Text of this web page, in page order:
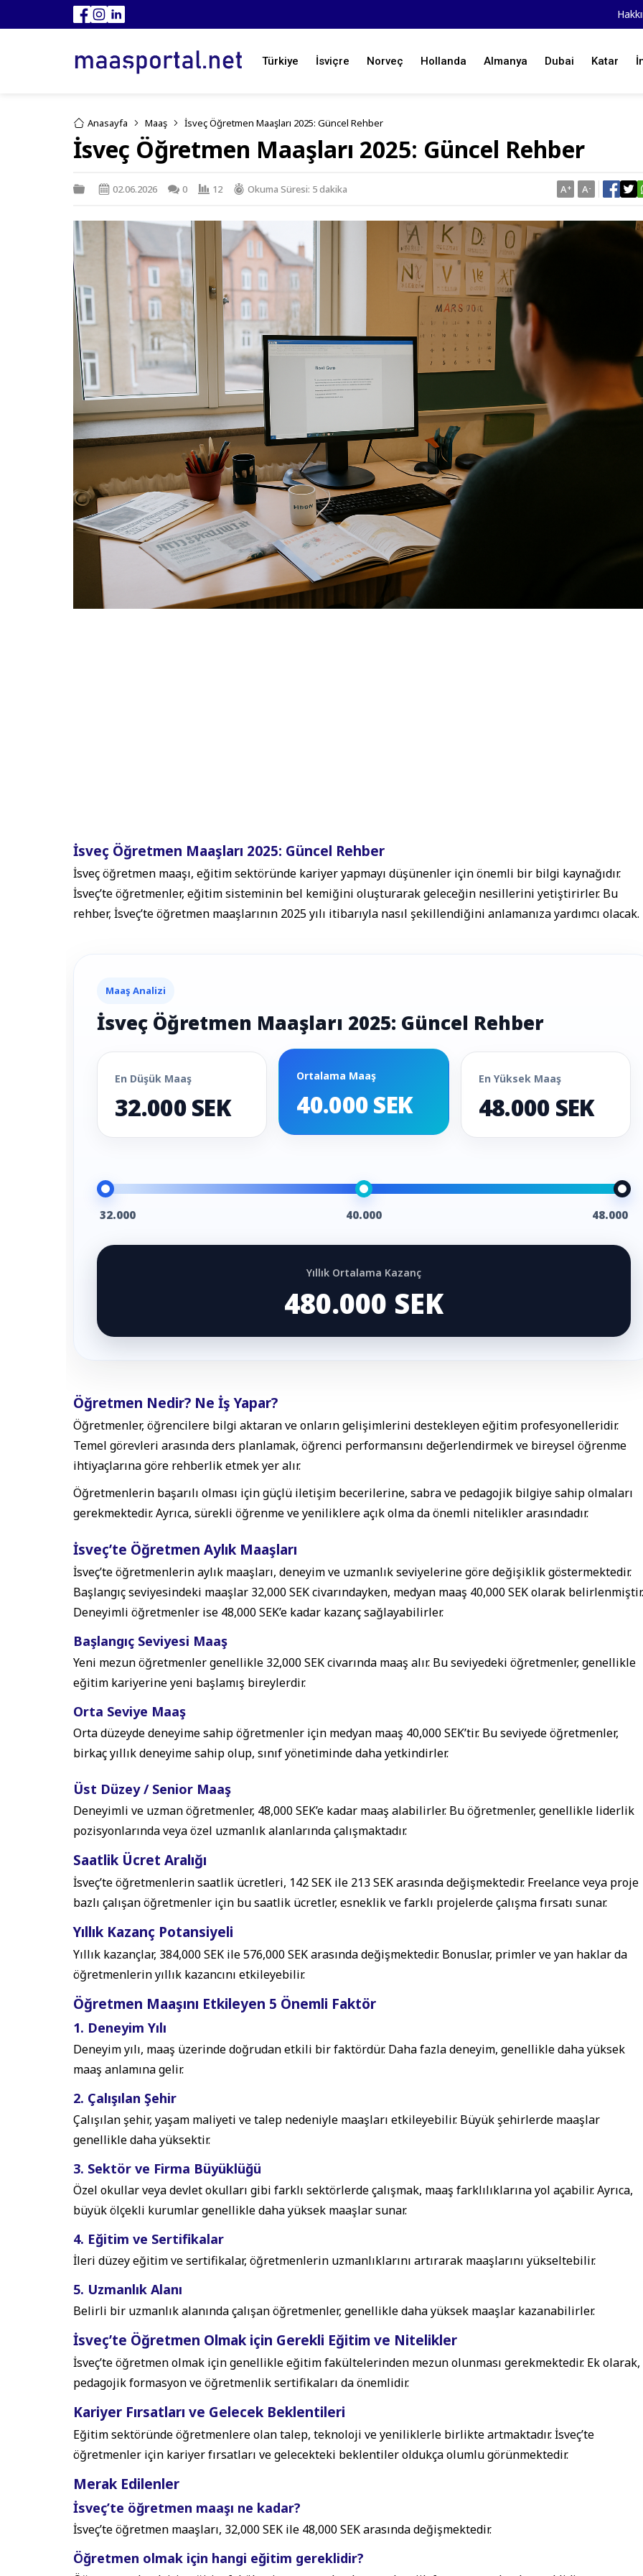
Türkiye İsviçre Norveç Hollanda Almanya Dubai Katar
Anasayfa Maaş İsveç Öğretmen Maaşları 2025: Güncel Rehber
İsveç Öğretmen Maaşları 2025: Güncel Rehber
02.06.2026 0 12 Okuma Süresi: 5 dakika A+ A-
İsveç Öğretmen Maaşları 2025: Güncel Rehber
İsveç öğretmen maaşı, eğitim sektöründe kariyer yapmayı düşünenler için önemli bir bilgi kaynağıdır.
İsveç’te öğretmenler, eğitim sisteminin bel kemiğini oluşturarak geleceğin nesillerini yetiştirirler. Bu
rehber, İsveç’te öğretmen maaşlarının 2025 yılı itibarıyla nasıl şekillendiğini anlamanıza yardımcı olacak.
Maaş Analizi
İsveç Öğretmen Maaşları 2025: Güncel Rehber
En Düşük Maaş
32.000 SEK
Ortalama Maaş
40.000 SEK
En Yüksek Maaş
48.000 SEK
32.000 40.000 48.000
Yıllık Ortalama Kazanç
480.000 SEK
Öğretmen Nedir? Ne İş Yapar?
Öğretmenler, öğrencilere bilgi aktaran ve onların gelişimlerini destekleyen eğitim profesyonelleridir.
Temel görevleri arasında ders planlamak, öğrenci performansını değerlendirmek ve bireysel öğrenme
ihtiyaçlarına göre rehberlik etmek yer alır.
Öğretmenlerin başarılı olması için güçlü iletişim becerilerine, sabra ve pedagojik bilgiye sahip olmaları
gerekmektedir. Ayrıca, sürekli öğrenme ve yeniliklere açık olma da önemli nitelikler arasındadır.
İsveç’te Öğretmen Aylık Maaşları
İsveç’te öğretmenlerin aylık maaşları, deneyim ve uzmanlık seviyelerine göre değişiklik göstermektedir.
Başlangıç seviyesindeki maaşlar 32,000 SEK civarındayken, medyan maaş 40,000 SEK olarak belirlenmiştir.
Deneyimli öğretmenler ise 48,000 SEK’e kadar kazanç sağlayabilirler.
Başlangıç Seviyesi Maaş
Yeni mezun öğretmenler genellikle 32,000 SEK civarında maaş alır. Bu seviyedeki öğretmenler, genellikle
eğitim kariyerine yeni başlamış bireylerdir.
Orta Seviye Maaş
Orta düzeyde deneyime sahip öğretmenler için medyan maaş 40,000 SEK’tir. Bu seviyede öğretmenler,
birkaç yıllık deneyime sahip olup, sınıf yönetiminde daha yetkindirler.
Üst Düzey / Senior Maaş
Deneyimli ve uzman öğretmenler, 48,000 SEK’e kadar maaş alabilirler. Bu öğretmenler, genellikle liderlik
pozisyonlarında veya özel uzmanlık alanlarında çalışmaktadır.
Saatlik Ücret Aralığı
İsveç’te öğretmenlerin saatlik ücretleri, 142 SEK ile 213 SEK arasında değişmektedir. Freelance veya proje
bazlı çalışan öğretmenler için bu saatlik ücretler, esneklik ve farklı projelerde çalışma fırsatı sunar.
Yıllık Kazanç Potansiyeli
Yıllık kazançlar, 384,000 SEK ile 576,000 SEK arasında değişmektedir. Bonuslar, primler ve yan haklar da
öğretmenlerin yıllık kazancını etkileyebilir.
Öğretmen Maaşını Etkileyen 5 Önemli Faktör
1. Deneyim Yılı
Deneyim yılı, maaş üzerinde doğrudan etkili bir faktördür. Daha fazla deneyim, genellikle daha yüksek
maaş anlamına gelir.
2. Çalışılan Şehir
Çalışılan şehir, yaşam maliyeti ve talep nedeniyle maaşları etkileyebilir. Büyük şehirlerde maaşlar
genellikle daha yüksektir.
3. Sektör ve Firma Büyüklüğü
Özel okullar veya devlet okulları gibi farklı sektörlerde çalışmak, maaş farklılıklarına yol açabilir. Ayrıca,
büyük ölçekli kurumlar genellikle daha yüksek maaşlar sunar.
4. Eğitim ve Sertifikalar
İleri düzey eğitim ve sertifikalar, öğretmenlerin uzmanlıklarını artırarak maaşlarını yükseltebilir.
5. Uzmanlık Alanı
Belirli bir uzmanlık alanında çalışan öğretmenler, genellikle daha yüksek maaşlar kazanabilirler.
İsveç’te Öğretmen Olmak için Gerekli Eğitim ve Nitelikler
İsveç’te öğretmen olmak için genellikle eğitim fakültelerinden mezun olunması gerekmektedir. Ek olarak,
pedagojik formasyon ve öğretmenlik sertifikaları da önemlidir.
Kariyer Fırsatları ve Gelecek Beklentileri
Eğitim sektöründe öğretmenlere olan talep, teknoloji ve yeniliklerle birlikte artmaktadır. İsveç’te
öğretmenler için kariyer fırsatları ve gelecekteki beklentiler oldukça olumlu görünmektedir.
Merak Edilenler
İsveç’te öğretmen maaşı ne kadar?
İsveç’te öğretmen maaşları, 32,000 SEK ile 48,000 SEK arasında değişmektedir.
Öğretmen olmak için hangi eğitim gereklidir?